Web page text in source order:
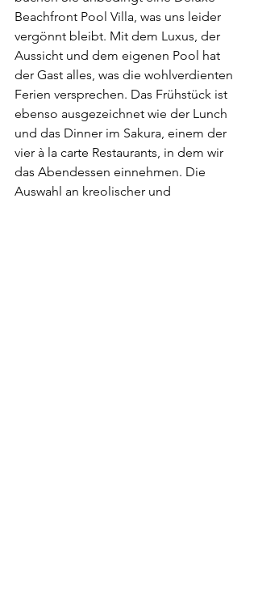
Beachfront Pool Villa, was uns leider
vergönnt bleibt. Mit dem Luxus, der
Aussicht und dem eigenen Pool hat
der Gast alles, was die wohlverdienten
Ferien versprechen. Das Frühstück ist
ebenso ausgezeichnet wie der Lunch
und das Dinner im Sakura, einem der
vier à la carte Restaurants, in dem wir
das Abendessen einnehmen. Die
Auswahl an kreolischer und